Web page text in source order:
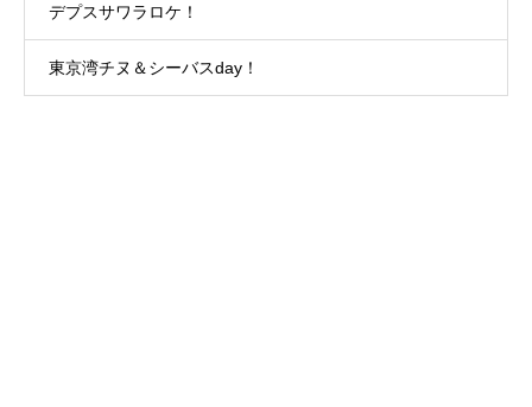
デプスサワラロケ！
東京湾チヌ＆シーバスday！